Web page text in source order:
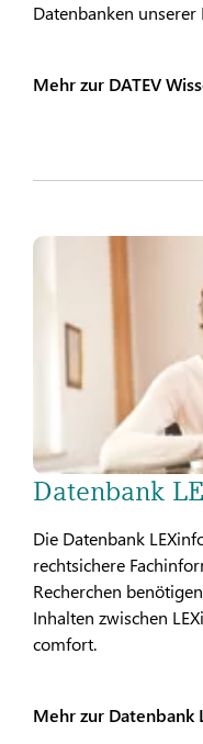
Datenbanken unserer
Mehr zur DATEV
Datenbank
Die Datenbank
rechtsichere
Recherchen
Inhalten zwischen
comfort.
Mehr zur Datenbank